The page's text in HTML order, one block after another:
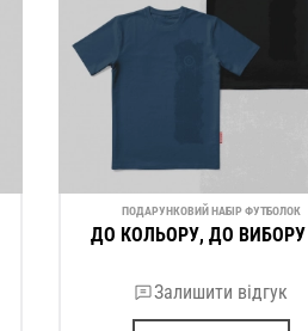
ПОДАРУНКОВИЙ НАБІР ФУТБОЛОК
ДО КОЛЬОРУ, ДО ВИБОРУ
Залишити відгук